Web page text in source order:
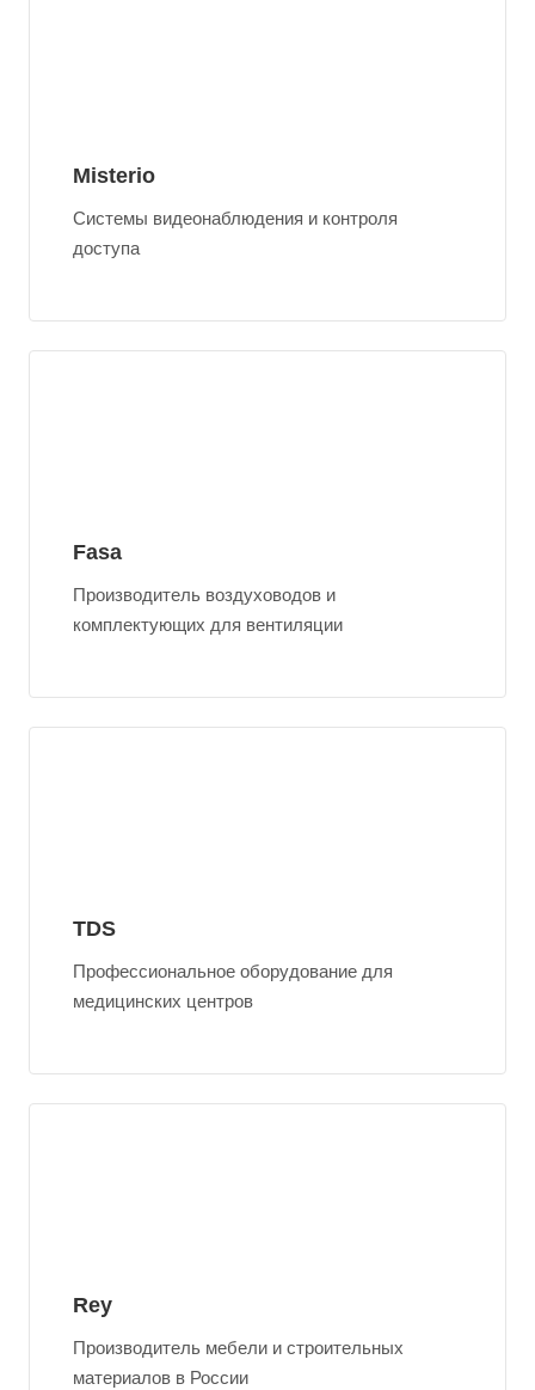
Misterio
Системы видеонаблюдения и контроля
доступа
Fasa
Производитель воздуховодов и
комплектующих для вентиляции
TDS
Профессиональное оборудование для
медицинских центров
Rey
Производитель мебели и строительных
материалов в России